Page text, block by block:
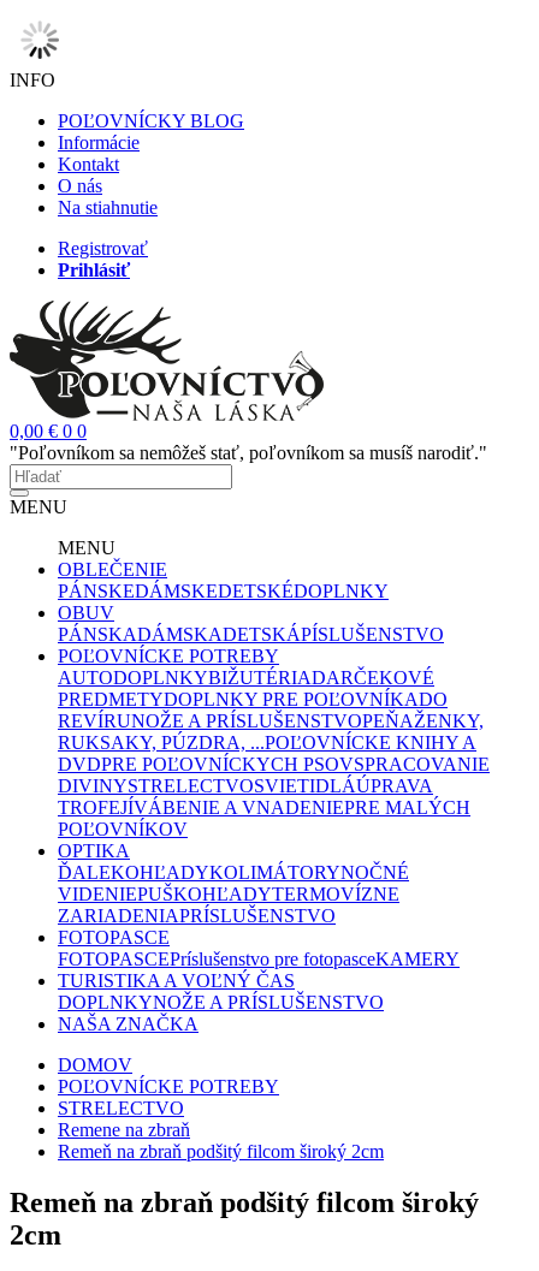
INFO
POĽOVNÍCKY BLOG
Informácie
Kontakt
O nás
Na stiahnutie
Registrovať
Prihlásiť
0,00 € 0 0
"Poľovníkom sa nemôžeš stať, poľovníkom sa musíš narodiť."
MENU
MENU
OBLEČENIE
PÁNSKEDÁMSKEDETSKÉDOPLNKY
OBUV
PÁNSKADÁMSKADETSKÁPÍSLUŠENSTVO
POĽOVNÍCKE POTREBY
AUTODOPLNKYBIŽUTÉRIADARČEKOVÉ
PREDMETYDOPLNKY PRE POĽOVNÍKADO
REVÍRUNOŽE A PRÍSLUŠENSTVOPEŇAŽENKY,
RUKSAKY, PÚZDRA, ...POĽOVNÍCKE KNIHY A
DVDPRE POĽOVNÍCKYCH PSOVSPRACOVANIE
DIVINYSTRELECTVOSVIETIDLÁÚPRAVA
TROFEJÍVÁBENIE A VNADENIEPRE MALÝCH
POĽOVNÍKOV
OPTIKA
ĎALEKOHĽADYKOLIMÁTORYNOČNÉ
VIDENIEPUŠKOHĽADYTERMOVÍZNE
ZARIADENIAPRÍSLUŠENSTVO
FOTOPASCE
FOTOPASCEPríslušenstvo pre fotopasceKAMERY
TURISTIKA A VOĽNÝ ČAS
DOPLNKYNOŽE A PRÍSLUŠENSTVO
NAŠA ZNAČKA
DOMOV
POĽOVNÍCKE POTREBY
STRELECTVO
Remene na zbraň
Remeň na zbraň podšitý filcom široký 2cm
Remeň na zbraň podšitý filcom široký
2cm